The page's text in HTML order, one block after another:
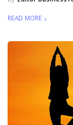
READ MORE